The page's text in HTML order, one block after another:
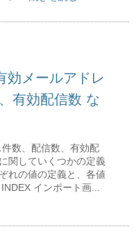
効メールアドレ
有効配信数 な
数、配信数、有効配
関していくつかの定義
れの値の定義と、各値
インポート画...